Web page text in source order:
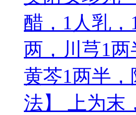
醋，1人乳
两，川芎1
黄芩1两半
法】 上为末